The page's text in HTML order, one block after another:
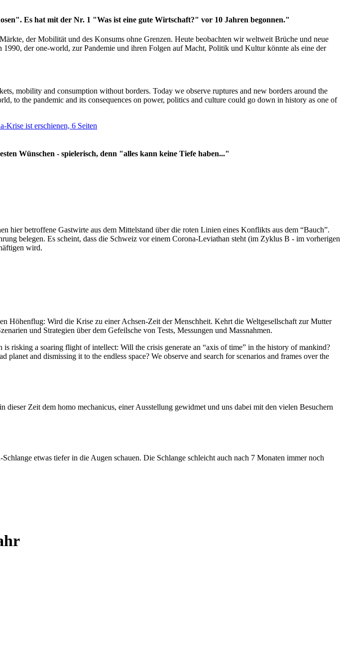
Es hat mit der Nr. 1 "Was ist eine gute Wirtschaft?" vor 10 Jahren begonnen."
der Mobilität und des Konsums ohne Grenzen. Heute beobachten wir weltweit Brüche und neue
der one-world, zur Pandemie und ihren Folgen auf Macht, Politik und Kultur könnte als eine der
mobility and consumption without borders. Today we observe ruptures and new borders around the
to the pandemic and its consequences on power, politics and culture could go down in history as one of
Krise ist erschienen, 6 Seiten
Wünschen - spielerisch, denn "alles kann keine Tiefe haben..."
hier betroffene Gastwirte aus dem Mittelstand über die roten Linien eines Konflikts aus dem “Bauch”.
belegen. Es scheint, dass die Schweiz vor einem Corona-Leviathan steht (im Zyklus B - im vorherigen
wird.
Höhenflug: Wird die Krise zu einer Achsen-Zeit der Menschheit. Kehrt die Weltgesellschaft zur Mutter
und Strategien über dem Gefeilsche von Tests, Messungen und Massnahmen.
risking a soaring flight of intellect: Will the crisis generate an “axis of time” in the history of mankind?
and dismissing it to the endless space? We observe and search for scenarios and frames over the
Zeit dem homo mechanicus, einer Ausstellung gewidmet und uns dabei mit den vielen Besuchern
etwas tiefer in die Augen schauen. Die Schlange schleicht auch nach 7 Monaten immer noch